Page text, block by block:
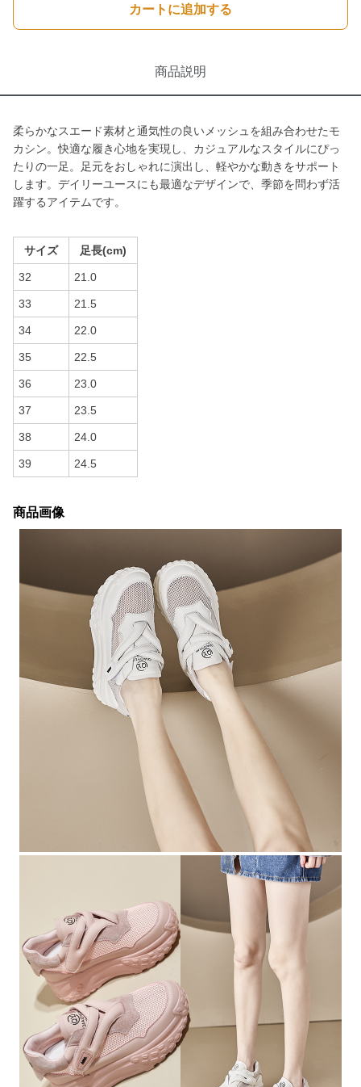
カートに追加する
商品説明
柔らかなスエード素材と通気性の良いメッシュを組み合わせたモ
カシン。快適な履き心地を実現し、カジュアルなスタイルにぴっ
たりの一足。足元をおしゃれに演出し、軽やかな動きをサポート
します。デイリーユースにも最適なデザインで、季節を問わず活
躍するアイテムです。
サイズ 足長(cm)
32 21.0
33 21.5
34 22.0
35 22.5
36 23.0
37 23.5
38 24.0
39 24.5
商品画像